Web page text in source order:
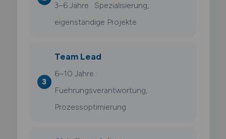
3–6 Jahre · Spezialisierung,
eigenständige Projekte
Team Lead
6–10 Jahre ·
Fuehrungsverantwortung,
Prozessoptimierung